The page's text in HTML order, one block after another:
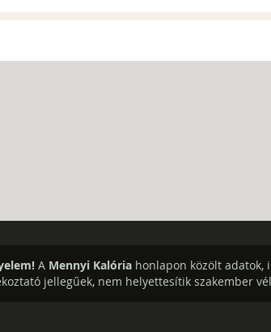
A Mennyi Kalória honlapon közölt adatok,
jellegűek, nem helyettesítik szakember